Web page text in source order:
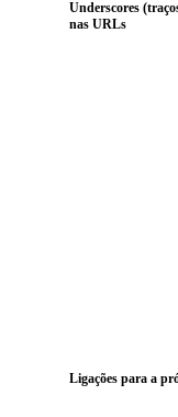
Underscores
nas URLs
Ligações para a